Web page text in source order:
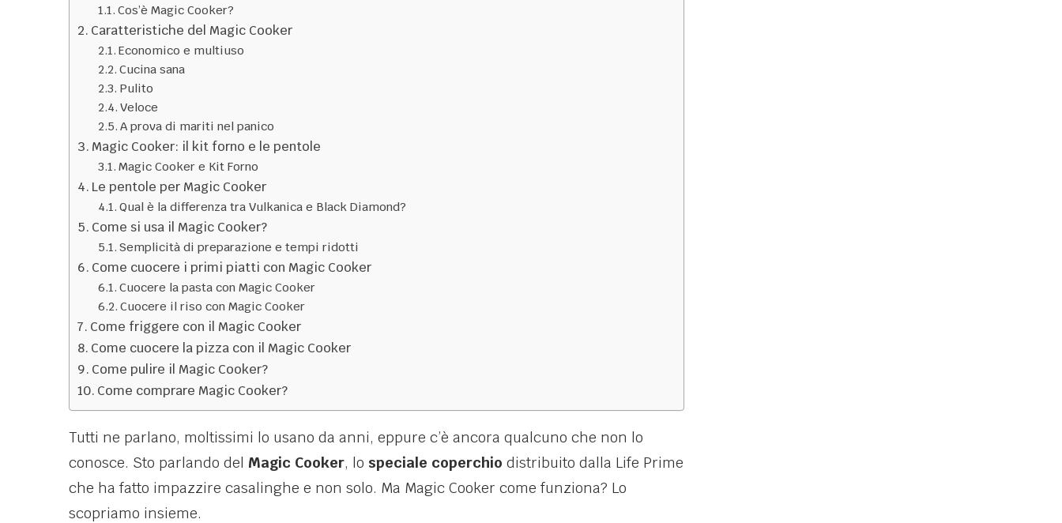
Cos’è Magic Cooker?
Caratteristiche del Magic Cooker
Economico e multiuso
Cucina sana
Pulito
Veloce
A prova di mariti nel panico
Magic Cooker: il kit forno e le pentole
Magic Cooker e Kit Forno
Le pentole per Magic Cooker
Qual è la differenza tra Vulkanica e Black Diamond?
Come si usa il Magic Cooker?
Semplicità di preparazione e tempi ridotti
Come cuocere i primi piatti con Magic Cooker
Cuocere la pasta con Magic Cooker
Cuocere il riso con Magic Cooker
Come friggere con il Magic Cooker
Come cuocere la pizza con il Magic Cooker
Come pulire il Magic Cooker?
Come comprare Magic Cooker?
Tutti ne parlano, moltissimi lo usano da anni, eppure c’è ancora qualcuno che non lo
conosce. Sto parlando del Magic Cooker, lo speciale coperchio distribuito dalla Life Prime
che ha fatto impazzire casalinghe e non solo. Ma Magic Cooker come funziona? Lo
scopriamo insieme.